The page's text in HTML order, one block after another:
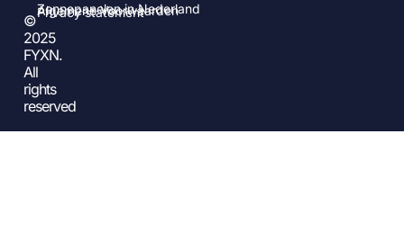
©
2025
FYXN.
All
rights
reserved
Zonnepanelen in Nederland
Algemene Voorwaarden
Privacy statement